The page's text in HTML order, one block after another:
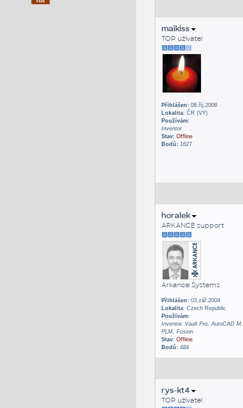
maiklss
TOP uživatel
Přihlášen:08.říj.2008
Lokalita:ČR (VY)
Používám:
Inventor
Stav: Offline
Bodů:1627
horalek
ARKANCE support
Arkance Systems
Přihlášen:03.zář.2004
Lokalita:Czech Republic
Používám:
Inventor, Vault Pro, AutoCAD M,
PLM, Fusion
Stav: Offline
Bodů:484
rys-kt4
TOP uživatel